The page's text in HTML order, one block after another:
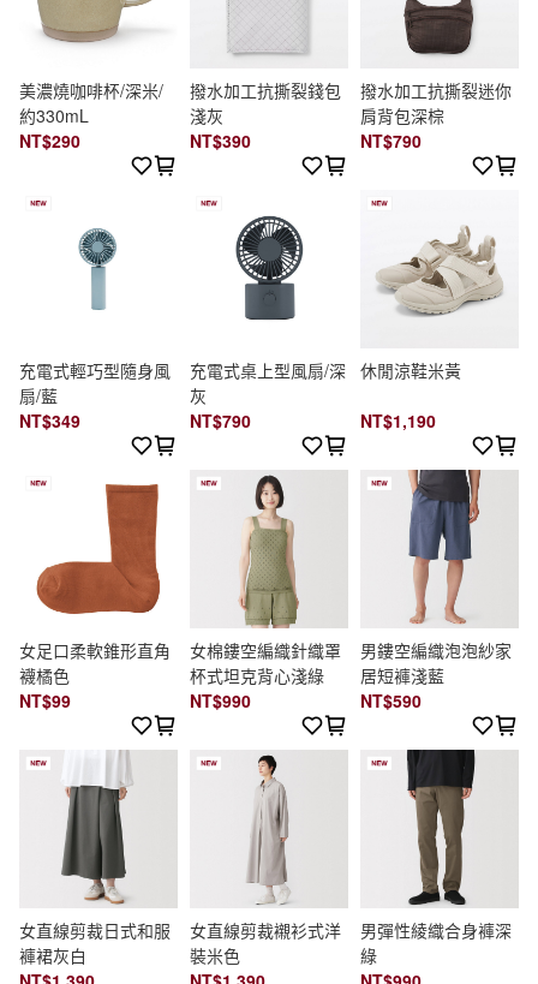
美濃燒咖啡杯/深米/
約330mL
NT$290
撥水加工抗撕裂錢包
淺灰
NT$390
撥水加工抗撕裂迷你
肩背包深棕
NT$790
充電式輕巧型隨身風
扇/藍
NT$349
充電式桌上型風扇/深
灰
NT$790
休閒涼鞋米黃
NT$1,190
女足口柔軟錐形直角
襪橘色
NT$99
女棉鏤空編織針織罩
杯式坦克背心淺綠
NT$990
男鏤空編織泡泡紗家
居短褲淺藍
NT$590
女直線剪裁日式和服
褲裙灰白
女直線剪裁襯衫式洋
裝米色
男彈性綾織合身褲深
綠